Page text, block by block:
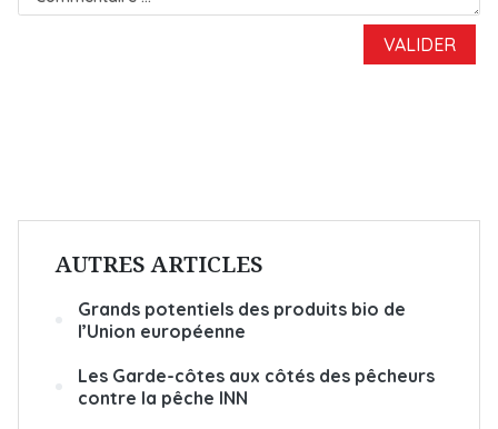
AUTRES ARTICLES
Grands potentiels des produits bio de
l’Union européenne
Les Garde-côtes aux côtés des pêcheurs
contre la pêche INN